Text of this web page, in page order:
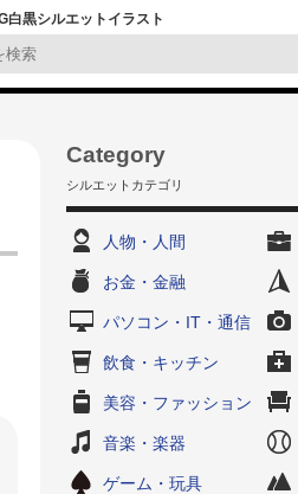
白黒シルエットイラスト
Category
シルエットカテゴリ
人物・人間
お金・金融
パソコン・IT・通信
飲食・キッチン
美容・ファッション
音楽・楽器
ゲーム・玩具